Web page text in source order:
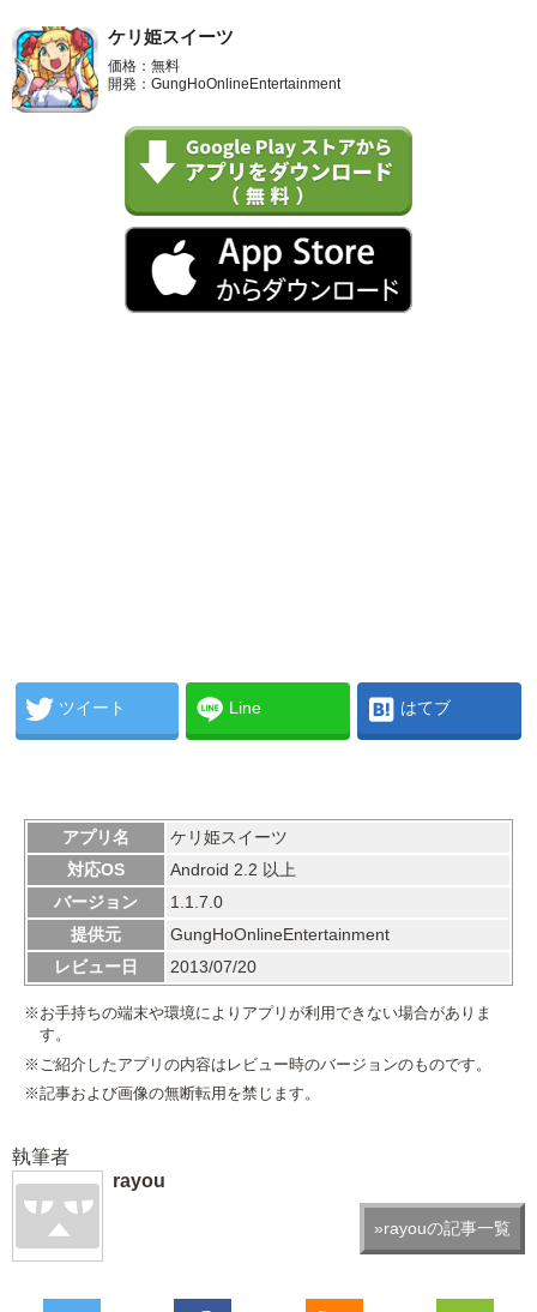
ケリ姫スイーツ
価格：無料
開発：GungHoOnlineEntertainment
ツイート Line はてブ
アプリ名
ケリ姫スイーツ
対応OS
Android 2.2 以上
バージョン
1.1.7.0
提供元
GungHoOnlineEntertainment
レビュー日
2013/07/20
※お手持ちの端末や環境によりアプリが利用できない場合がありま
す。
※ご紹介したアプリの内容はレビュー時のバージョンのものです。
※記事および画像の無断転用を禁じます。
執筆者
rayou
»rayouの記事一覧